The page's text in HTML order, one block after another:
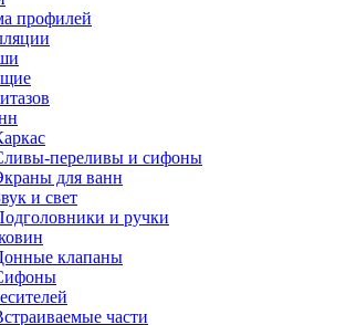
профилей
переливы и сифоны
для ванн
и свет
и ручки
клапаны
части